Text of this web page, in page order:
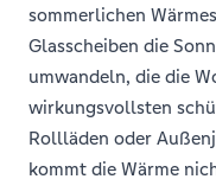
sommerlichen
Glasscheiben die
umwandeln, die die
wirkungsvollsten
Rollläden oder
kommt die Wärme